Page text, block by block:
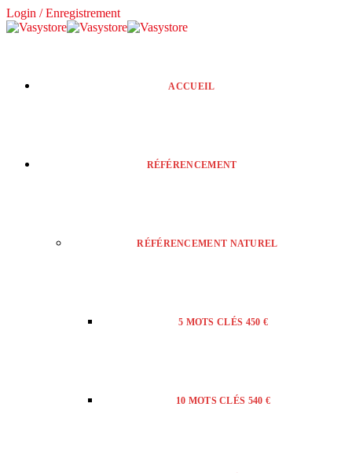
Login / Enregistrement
ACCUEIL
RÉFÉRENCEMENT
RÉFÉRENCEMENT NATUREL
5 MOTS CLÉS 450 €
10 MOTS CLÉS 540 €